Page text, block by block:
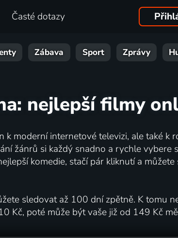
Časté dotazy
Zábava Sport Zprávy
nejlepší filmy
moderní internetové televizi, ale také k
žánrů si každý snadno a rychle vybere
komedie, stačí pár kliknutí a
sledovat až 100 dní zpětně. K tomu
Kč, poté může být vaše již od 149 Kč